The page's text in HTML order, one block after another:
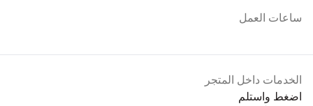
الخدمات داخل المتجر
اضغط واستلم
ساعات العمل